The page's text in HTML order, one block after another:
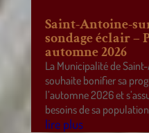
Saint-Antoine-
sondage éclair –
automne 2026
La Municipalité de
souhaite bonifier sa
l’automne 2026 et
besoins de sa
lire plus